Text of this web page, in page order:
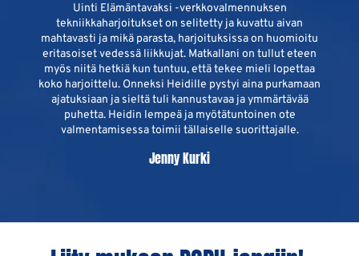
Uinti Elämäntavaksi -verkkovalmennuksen
tekniikkaharjoitukset on selitetty ja kuvattu aivan
mahtavasti ja mikä parasta, harjoituksissa on huomioitu
eritasoiset vedessä liikkujat. Matkallani on tullut eteen
myös niitä hetkiä kun tuntuu, että tekee mieli lopettaa
koko harjoittelu. Onneksi Heidille pystyi aina purkamaan
ajatuksiaan ja sieltä tuli kannustavaa ja ymmärtävää
puhetta. Heidin lempeä ja myötätuntoinen ote
valmentamisessa toimii tällaiselle suorittajalle.
Jenny Kurki